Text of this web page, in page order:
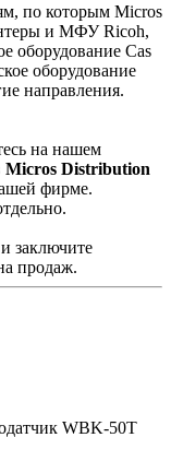
по которым Micros
и МФУ Ricoh,
оборудование Cas
оборудование
направления.
на нашем
Micros Distribution
фирме.
заключите
продаж.
WBK-50T